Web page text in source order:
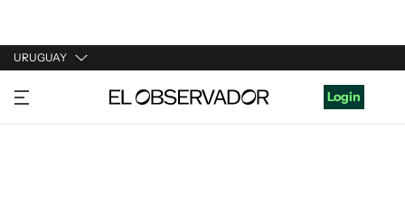
URUGUAY
URUGUAY
ARGENTINA
Login